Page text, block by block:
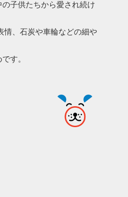
子供たちから愛され続け
情、石炭や車輪などの細や
す。